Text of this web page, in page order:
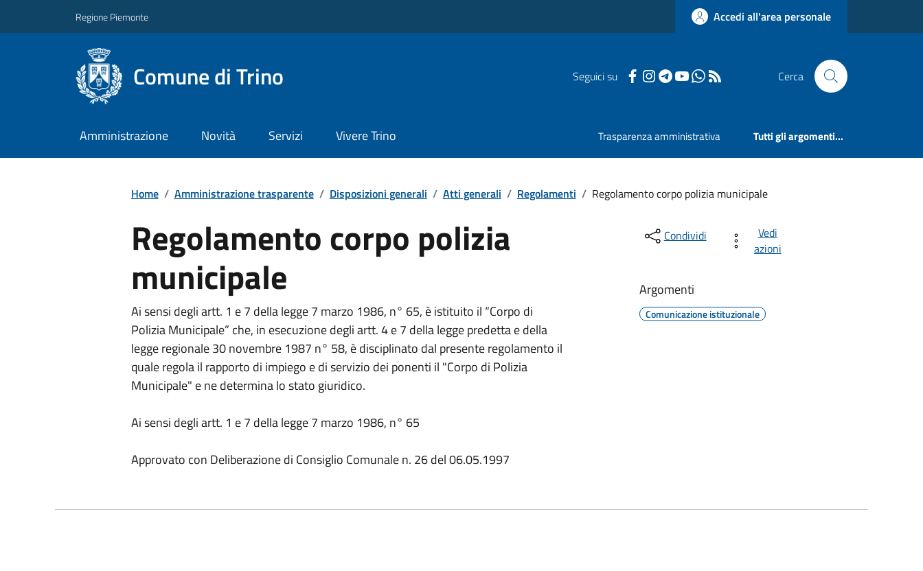
Regione Piemonte Accedi all'area personale
Comune di Trino Seguici su Cerca
Amministrazione Novità Servizi Vivere Trino Trasparenza amministrativa Tutti gli argomenti...
Home / Amministrazione trasparente / Disposizioni generali / Atti generali / Regolamenti / Regolamento corpo polizia municipale
Regolamento corpo polizia
municipale
Ai sensi degli artt. 1 e 7 della legge 7 marzo 1986, n° 65, è istituito il “Corpo di
Polizia Municipale” che, in esecuzione degli artt. 4 e 7 della legge predetta e della
legge regionale 30 novembre 1987 n° 58, è disciplinato dal presente regolamento il
quale regola il rapporto di impiego e di servizio dei ponenti il "Corpo di Polizia
Municipale" e ne determina lo stato giuridico.
Ai sensi degli artt. 1 e 7 della legge 7 marzo 1986, n° 65
Approvato con Deliberazione di Consiglio Comunale n. 26 del 06.05.1997
Condividi
Vedi
azioni
Argomenti
Comunicazione istituzionale